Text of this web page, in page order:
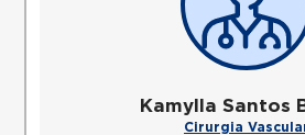
Kamylla Santos
Cirurgia